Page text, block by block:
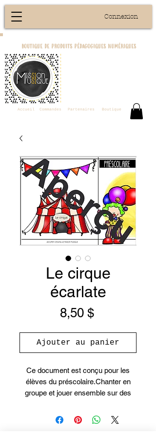
Connexion
boutique de produits pédagogiques numériques
Accueil Commandes Partenaires Boutique
Le cirque
écarlate
8,50 $Prix
Ajouter au panier
Ce document est conçu pour les
élèves du préscolaire.Chanter en
groupe et jouer ensemble sur des
développer leur empathie et leurs